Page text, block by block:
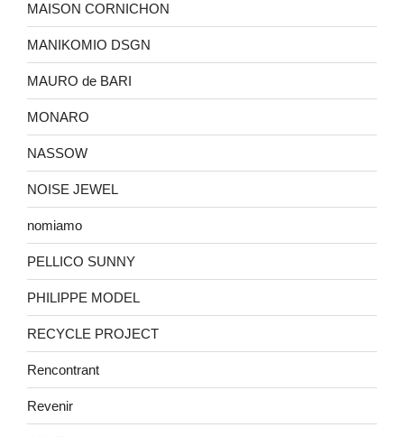
MAISON CORNICHON
MANIKOMIO DSGN
MAURO de BARI
MONARO
NASSOW
NOISE JEWEL
nomiamo
PELLICO SUNNY
PHILIPPE MODEL
RECYCLE PROJECT
Rencontrant
Revenir